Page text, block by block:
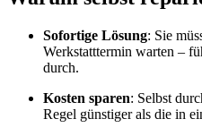
Sofortige Lösung: Sie
Werkstatttermin warten –
durch.
Kosten sparen: Selbst
Regel günstiger als die in